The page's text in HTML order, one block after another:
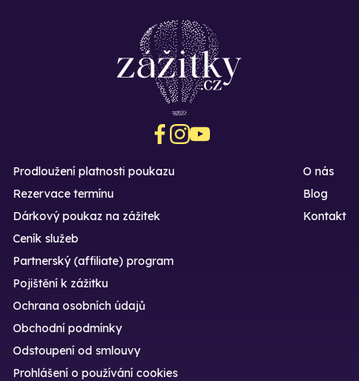
Prodloužení platnosti poukazu
Rezervace termínu
Dárkový poukaz na zážitek
O nás
Blog
Kontakt
Ceník služeb
Partnerský (affiliate) program
Pojištění k zážitku
Ochrana osobních údajů
Obchodní podmínky
Odstoupení od smlouvy
Prohlášení o používání cookies